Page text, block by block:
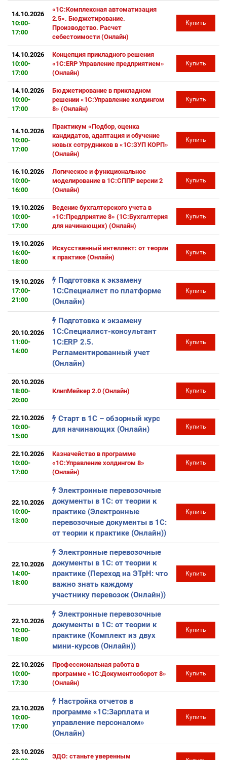
14.10.2026
10:00-
17:00
«1С:Комплексная автоматизация
2.5». Бюджетирование.
Производство. Расчет
себестоимости (Онлайн)
Купить
14.10.2026
10:00-
17:00
Концепция прикладного решения
«1С:ERP Управление предприятием»
(Онлайн)
Купить
14.10.2026
10:00-
17:00
Бюджетирование в прикладном
решении «1С:Управление холдингом
8» (Онлайн)
Купить
14.10.2026
10:00-
17:00
Практикум «Подбор, оценка
кандидатов, адаптация и обучение
новых сотрудников в «1С:ЗУП КОРП»
(Онлайн)
Купить
16.10.2026
10:00-
16:00
Логическое и функциональное
моделирование в 1С:СППР версии 2
(Онлайн)
Купить
19.10.2026
10:00-
17:00
Ведение бухгалтерского учета в
«1С:Предприятие 8» (1С:Бухгалтерия
для начинающих) (Онлайн)
Купить
19.10.2026
16:00-
18:00
Искусственный интеллект: от теории
к практике (Онлайн)
Купить
19.10.2026
17:00-
21:00
Подготовка к экзамену
1С:Специалист по платформе
(Онлайн)
Купить
20.10.2026
11:00-
14:00
Подготовка к экзамену
1С:Специалист-консультант
1С:ERP 2.5.
Регламентированный учет
(Онлайн)
Купить
20.10.2026
18:00-
20:00
КлипМейкер 2.0 (Онлайн) Купить
22.10.2026
10:00-
15:00
Старт в 1С – обзорный курс
для начинающих (Онлайн)
Купить
22.10.2026
10:00-
17:00
Казначейство в программе
«1С:Управление холдингом 8»
(Онлайн)
Купить
22.10.2026
10:00-
13:00
Электронные перевозочные
документы в 1С: от теории к
практике (Электронные
перевозочные документы в 1С:
от теории к практике (Онлайн))
Купить
22.10.2026
14:00-
18:00
Электронные перевозочные
документы в 1С: от теории к
практике (Переход на ЭТрН: что
важно знать каждому
участнику перевозок (Онлайн))
Купить
22.10.2026
10:00-
18:00
Электронные перевозочные
документы в 1С: от теории к
практике (Комплект из двух
мини-курсов (Онлайн))
Купить
22.10.2026
10:00-
17:30
Профессиональная работа в
программе «1С:Документооборот 8»
(Онлайн)
Купить
23.10.2026
10:00-
17:00
Настройка отчетов в
программе «1С:Зарплата и
управление персоналом»
(Онлайн)
Купить
23.10.2026
ЭДО: станьте уверенным